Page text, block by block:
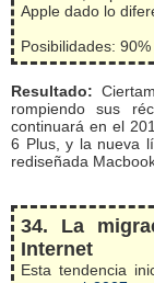
Apple dado lo
Posibilidades: 90%
Resultado:
rompiendo sus
continuará en el
6 Plus, y la nueva
rediseñada
34. La
Internet
Esta tendencia